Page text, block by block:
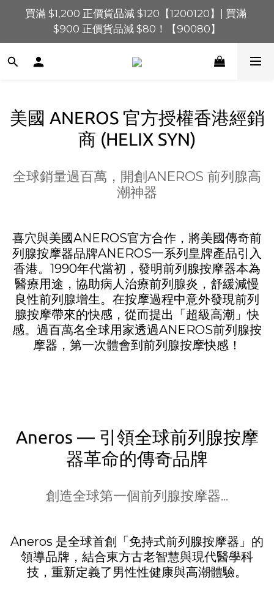
買滿 $1,200 正價貨品減 $120【1200120】| 買滿
$900 正價貨品減 $80！【90080】
買滿 $1,200 正價貨品減 $120【1200120】| 買滿
$900 正價貨品減 $80！【90080】
買滿 $600 正價貨品減 $40【60040】| 買滿 $400 正
2026 年 8 月 9 日（日）凌晨 01:00 至 11:00 暫停交易
買滿 $1,200 正價貨品減 $120【1200120】| 買滿
美國 ANEROS 官方授權香港經銷
商 (HELIX SYN)
全球銷量過百萬，開創ANEROS 前列腺高
潮神器
喜穴與美國ANEROS官方合作，將美國傳奇前
列腺按摩器品牌ANEROS一系列皇牌產品引入
香港。1990年代當初，發明前列腺按摩器本為
醫療用途，協助病人治療前列腺炎，舒緩減慢
良性前列腺增生。在按摩過程中意外發現前列
腺按摩帶來的快感，從而提出「超級高潮」快
感。過百萬名全球用家透過ANEROS前列腺按
摩器，第一次體會到前列腺按摩快感！
Aneros — 引領全球前列腺按摩
器革命的傳奇品牌
創造全球第一個前列腺按摩器...
Aneros 是全球首創「免持式前列腺按摩器」的
領導品牌，結合東方古老智慧與現代醫學科
技，重新定義了男性性健康與高潮體驗。